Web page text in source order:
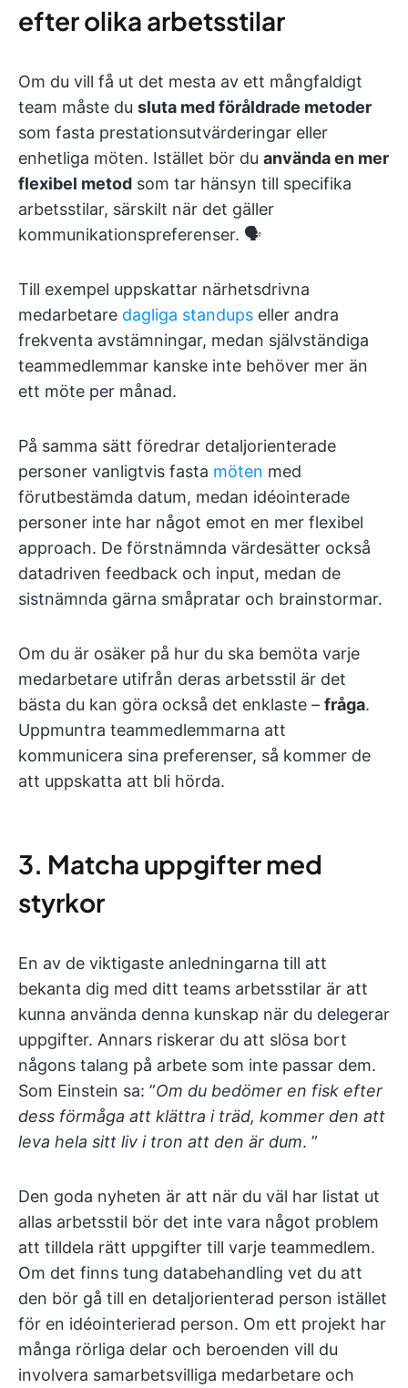
efter olika arbetsstilar
Om du vill få ut det mesta av ett mångfaldigt
team måste du sluta med föråldrade metoder
som fasta prestationsutvärderingar eller
enhetliga möten. Istället bör du använda en mer
flexibel metod som tar hänsyn till specifika
arbetsstilar, särskilt när det gäller
kommunikationspreferenser. 🗣️
Till exempel uppskattar närhetsdrivna
medarbetare dagliga standups eller andra
frekventa avstämningar, medan självständiga
teammedlemmar kanske inte behöver mer än
ett möte per månad.
På samma sätt föredrar detaljorienterade
personer vanligtvis fasta möten med
förutbestämda datum, medan idéointerade
personer inte har något emot en mer flexibel
approach. De förstnämnda värdesätter också
datadriven feedback och input, medan de
sistnämnda gärna småpratar och brainstormar.
Om du är osäker på hur du ska bemöta varje
medarbetare utifrån deras arbetsstil är det
bästa du kan göra också det enklaste – fråga.
Uppmuntra teammedlemmarna att
kommunicera sina preferenser, så kommer de
att uppskatta att bli hörda.
3. Matcha uppgifter med
styrkor
En av de viktigaste anledningarna till att
bekanta dig med ditt teams arbetsstilar är att
kunna använda denna kunskap när du delegerar
uppgifter. Annars riskerar du att slösa bort
någons talang på arbete som inte passar dem.
Som Einstein sa: ”Om du bedömer en fisk efter
dess förmåga att klättra i träd, kommer den att
leva hela sitt liv i tron att den är dum. ”
Den goda nyheten är att när du väl har listat ut
allas arbetsstil bör det inte vara något problem
att tilldela rätt uppgifter till varje teammedlem.
Om det finns tung databehandling vet du att
den bör gå till en detaljorienterad person istället
för en idéointerierad person. Om ett projekt har
många rörliga delar och beroenden vill du
involvera samarbetsvilliga medarbetare och